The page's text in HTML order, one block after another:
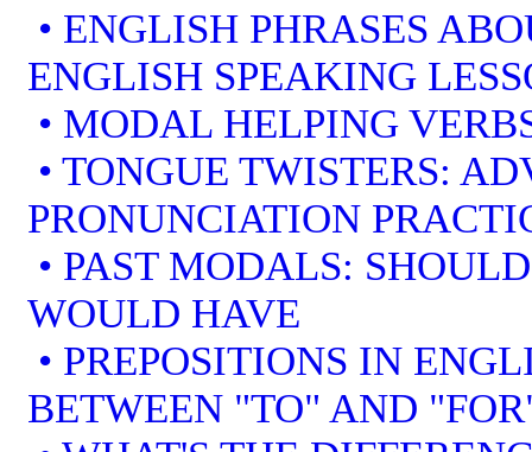
• ENGLISH PHRASES
ENGLISH SPEAKING
• MODAL HELPING
• TONGUE TWISTERS:
PRONUNCIATION
• PAST MODALS:
WOULD HAVE
• PREPOSITIONS IN
BETWEEN "TO" AND